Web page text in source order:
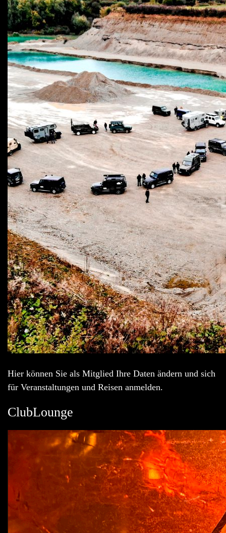
Hier können Sie als Mitglied Ihre Daten ändern und sich
für Veranstaltungen und Reisen anmelden.
ClubLounge